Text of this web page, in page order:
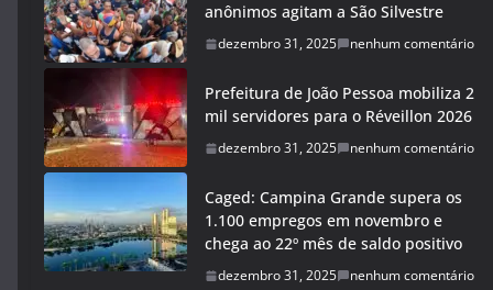
anônimos agitam a São Silvestre
dezembro 31, 2025 nenhum comentário
Prefeitura de João Pessoa mobiliza 2
mil servidores para o Réveillon 2026
dezembro 31, 2025 nenhum comentário
Caged: Campina Grande supera os
1.100 empregos em novembro e
chega ao 22º mês de saldo positivo
dezembro 31, 2025 nenhum comentário